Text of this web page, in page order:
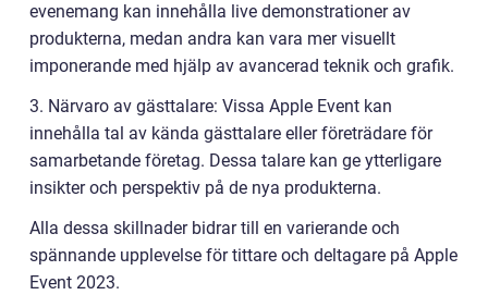
evenemang kan innehålla live demonstrationer av
produkterna, medan andra kan vara mer visuellt
imponerande med hjälp av avancerad teknik och grafik.
3. Närvaro av gästtalare: Vissa Apple Event kan
innehålla tal av kända gästtalare eller företrädare för
samarbetande företag. Dessa talare kan ge ytterligare
insikter och perspektiv på de nya produkterna.
Alla dessa skillnader bidrar till en varierande och
spännande upplevelse för tittare och deltagare på Apple
Event 2023.